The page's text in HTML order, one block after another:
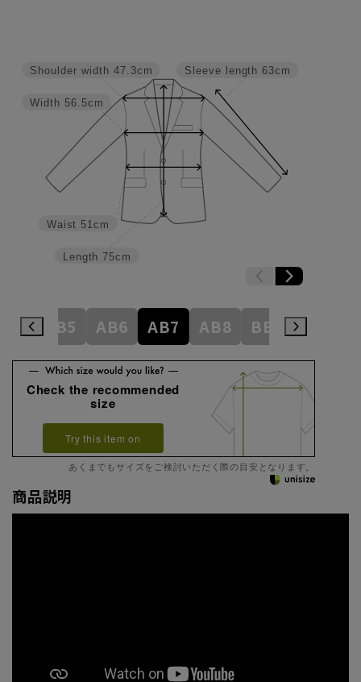
Sleeve length 63cm
Length 75cm
Waist 51cm
Width 56.5cm
Shoulder width 47.3cm
AB5 AB6 AB7 AB8 BE3 BE4
Check the recommended
size
Try this item on
あくまでもサイズをご検討いただく際の目安となります。
商品説明